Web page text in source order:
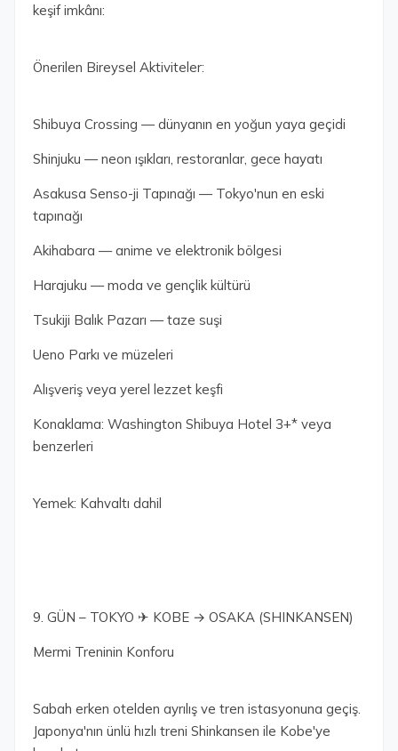
keşif imkânı:
Önerilen Bireysel Aktiviteler:
Shibuya Crossing — dünyanın en yoğun yaya geçidi
Shinjuku — neon ışıkları, restoranlar, gece hayatı
Asakusa Senso-ji Tapınağı — Tokyo'nun en eski
tapınağı
Akihabara — anime ve elektronik bölgesi
Harajuku — moda ve gençlik kültürü
Tsukiji Balık Pazarı — taze suşi
Ueno Parkı ve müzeleri
Alışveriş veya yerel lezzet keşfi
Konaklama: Washington Shibuya Hotel 3+* veya
benzerleri
Yemek: Kahvaltı dahil
9. GÜN – TOKYO ✈ KOBE → OSAKA (SHINKANSEN)
Mermi Treninin Konforu
Sabah erken otelden ayrılış ve tren istasyonuna geçiş.
Japonya'nın ünlü hızlı treni Shinkansen ile Kobe'ye